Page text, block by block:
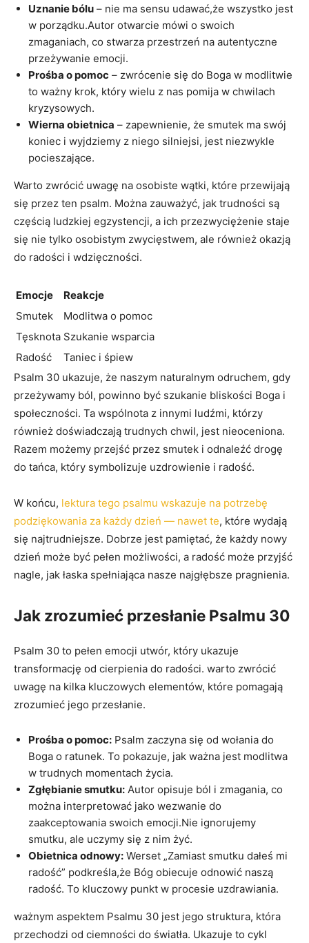
Uznanie bólu – nie ma sensu udawać,że wszystko jest
w porządku.Autor otwarcie mówi o swoich
zmaganiach, co stwarza przestrzeń na autentyczne
przeżywanie emocji.
Prośba o pomoc – zwrócenie się do Boga w modlitwie
to ważny krok, który wielu z nas pomija w chwilach
kryzysowych.
Wierna obietnica – zapewnienie, że smutek ma swój
koniec i wyjdziemy z niego silniejsi, jest niezwykle
pocieszające.
Warto zwrócić uwagę na osobiste wątki, które przewijają
się przez ten psalm. Można zauważyć, jak trudności są
częścią ludzkiej egzystencji, a ich przezwyciężenie staje
się nie tylko osobistym zwycięstwem, ale również okazją
do radości i wdzięczności.
Emocje
Reakcje
Smutek
Modlitwa o pomoc
Tęsknota Szukanie wsparcia
Radość
Taniec i śpiew
Psalm 30 ukazuje, że naszym naturalnym odruchem, gdy
przeżywamy ból, powinno być szukanie bliskości Boga i
społeczności. Ta wspólnota z innymi ludźmi, którzy
również doświadczają trudnych chwil, jest nieoceniona.
Razem możemy przejść przez smutek i odnaleźć drogę
do tańca, który symbolizuje uzdrowienie i radość.
W końcu, lektura tego psalmu wskazuje na potrzebę
podziękowania za każdy dzień — nawet te, które wydają
się najtrudniejsze. Dobrze jest pamiętać, że każdy nowy
dzień może być pełen możliwości, a radość może przyjść
nagle, jak łaska spełniająca nasze najgłębsze pragnienia.
Jak zrozumieć przesłanie Psalmu 30
Psalm 30 to pełen emocji utwór, który ukazuje
transformację od cierpienia do radości. warto zwrócić
uwagę na kilka kluczowych elementów, które pomagają
zrozumieć jego przesłanie.
Prośba o pomoc: Psalm zaczyna się od wołania do
Boga o ratunek. To pokazuje, jak ważna jest modlitwa
w trudnych momentach życia.
Zgłębianie smutku: Autor opisuje ból i zmagania, co
można interpretować jako wezwanie do
zaakceptowania swoich emocji.Nie ignorujemy
smutku, ale uczymy się z nim żyć.
Obietnica odnowy: Werset „Zamiast smutku dałeś mi
radość” podkreśla,że Bóg obiecuje odnowić naszą
radość. To kluczowy punkt w procesie uzdrawiania.
ważnym aspektem Psalmu 30 jest jego struktura, która
przechodzi od ciemności do światła. Ukazuje to cykl